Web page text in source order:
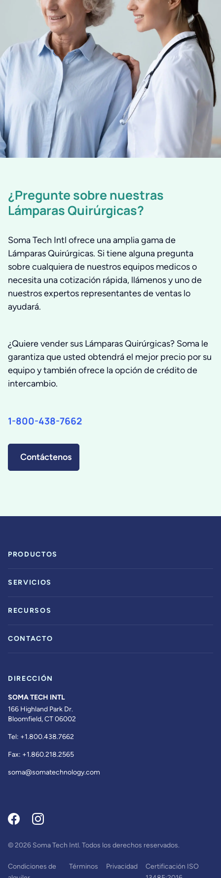
¿Pregunte sobre nuestras
Lámparas Quirúrgicas?
Soma Tech Intl ofrece una amplia gama de
Lámparas Quirúrgicas. Si tiene alguna pregunta
sobre cualquiera de nuestros equipos medicos o
necesita una cotización rápida, llámenos y uno de
nuestros expertos representantes de ventas lo
ayudará.
¿Quiere vender sus Lámparas Quirúrgicas? Soma le
garantiza que usted obtendrá el mejor precio por su
equipo y también ofrece la opción de crédito de
intercambio.
1-800-438-7662
Contáctenos
PRODUCTOS
SERVICIOS
RECURSOS
CONTACTO
DIRECCIÓN
SOMA TECH INTL
166 Highland Park Dr.
Bloomfield, CT 06002
Tel: +1.800.438.7662
Fax: +1.860.218.2565
soma@somatechnology.com
© 2026 Soma Tech Intl. Todos los derechos reservados.
Condiciones de
Términos Privacidad
Certificación ISO